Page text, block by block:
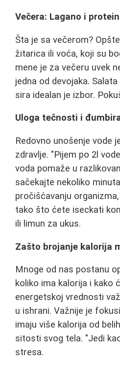
Večera: Lagano i
Šta je sa večerom?
žitarica ili voća, koji su
mene je za večeru uvek
jedna od devojaka.
sira idealan je izbor.
Uloga tečnosti i
Redovno unošenje vode
zdravlje. "Pijem po 2l
voda pomaže u
sačekajte nekoliko
pročišćavanju
tako što ćete iseckati
ili limun za ukus.
Zašto brojanje kalorija
Mnoge od nas postanu
koliko ima kalorija i kako
energetskoj vrednosti
u ishrani. Važnije je
imaju više kalorija od
sitosti svog tela. "Jedi
stresa.